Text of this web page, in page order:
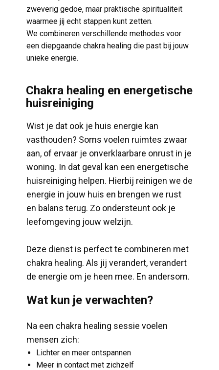
zweverig gedoe, maar praktische spiritualiteit
waarmee jij echt stappen kunt zetten.
We combineren verschillende methodes voor
een diepgaande chakra healing die past bij jouw
unieke energie.
​Chakra healing en energetische
huisreiniging
​Wist je dat ook je huis energie kan
vasthouden? Soms voelen ruimtes zwaar
aan, of ervaar je onverklaarbare onrust in je
woning. In dat geval kan een energetische
huisreiniging helpen. Hierbij reinigen we de
energie in jouw huis en brengen we rust
en balans terug. Zo ondersteunt ook je
leefomgeving jouw welzijn.
Deze dienst is perfect te combineren met
chakra healing. Als jij verandert, verandert
de energie om je heen mee. En andersom.
​Wat kun je verwachten?
​Na een chakra healing sessie voelen
mensen zich:
​Lichter en meer ontspannen
​Meer in contact met zichzelf